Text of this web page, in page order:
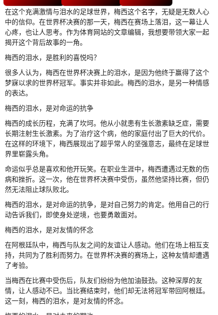
在这个充满激情与泪水的足球世界，梅西这个名字，无疑是无数人心
中的信仰。在世界杯决赛的那一天，梅西在赛场上落泪，这一幕让人
心疼，也让人思考。作为体育网站的文章编辑，我想要带领大家一起
揭开这个背后故事的一角。
梅西的泪水，是胜利的喜悦吗？
很多人认为，梅西在世界杯决赛上的泪水，是因为他终于赢得了这个
梦寐以求的世界杯冠军。事实并非如此。梅西的泪水，是另一种情感
的表达。
梅西的泪水，是对命运的抗争
梅西的成长历程，充满了坎坷。他从小就患有生长激素缺乏症，需要
长期注射生长激素。为了治疗这个病，他的家庭付出了巨大的代价。
在这样的环境下，梅西展现出了超乎常人的坚强意志，最终在足球世
界里崭露头角。
命运似乎总是喜欢和他开玩笑。在职业生涯中，梅西遭遇过无数的伤
病和挫折。这一次，他在世界杯决赛中受伤，虽然他坚持比赛，但仍
然无法阻止球队败北。
梅西的泪水，是对命运的抗争，是对自己努力的肯定。他用自己的行
动告诉我们，即使身处逆境，也要勇敢面对。
梅西的泪水，是对友情的怀念
在阿根廷队中，梅西与队友之间的友谊让人感动。他们在场上相互支
持，共同为了胜利而努力。在世界杯决赛的赛场上，这种友情却遭遇
了考验。
当梅西在比赛中受伤后，队友们纷纷为他加油鼓劲。这种深厚的友
情，让人感动不已。当比赛结束时，他们却无法将冠军带回阿根廷。
这一刻，梅西的泪水，是对友情的怀念。